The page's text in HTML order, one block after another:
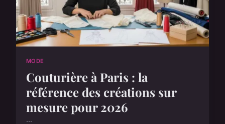
MODE
Couturière à Paris : la
référence des créations sur
mesure pour 2026
...